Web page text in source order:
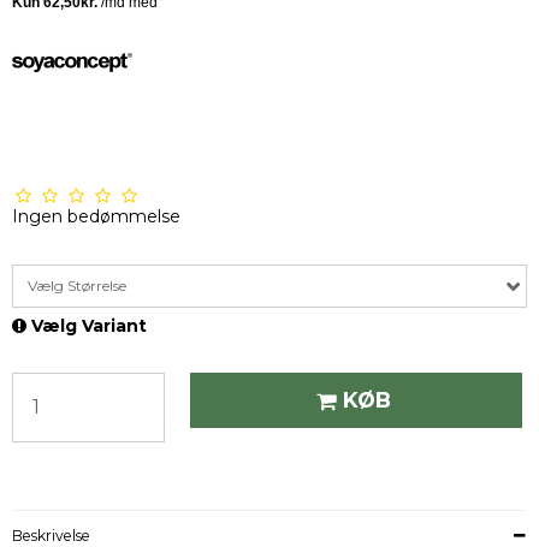
Ingen bedømmelse
Vælg Størrelse
Vælg Variant
KØB
Beskrivelse